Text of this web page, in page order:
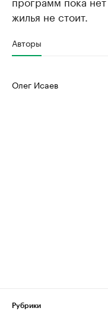
жилья не стоит.
Авторы
Олег Исаев
Рубрики